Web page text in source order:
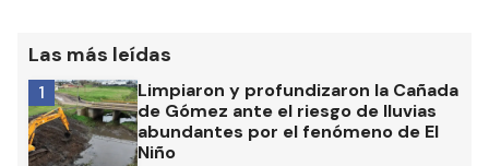
Las más leídas
Limpiaron y profundizaron la Cañada
de Gómez ante el riesgo de lluvias
abundantes por el fenómeno de El
Niño
1